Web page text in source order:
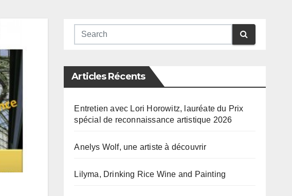
Articles Récents
Entretien avec Lori Horowitz, lauréate du Prix
spécial de reconnaissance artistique 2026
Anelys Wolf, une artiste à découvrir
Lilyma, Drinking Rice Wine and Painting